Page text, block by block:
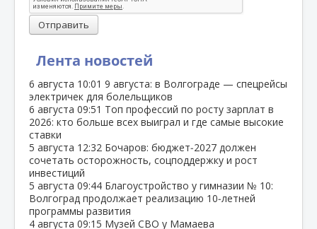
Лента новостей
6 августа 10:01 9 августа: в Волгограде — спецрейсы
электричек для болельщиков
6 августа 09:51 Топ профессий по росту зарплат в
2026: кто больше всех выиграл и где самые высокие
ставки
5 августа 12:32 Бочаров: бюджет‑2027 должен
сочетать осторожность, соцподдержку и рост
инвестиций
5 августа 09:44 Благоустройство у гимназии № 10:
Волгоград продолжает реализацию 10‑летней
программы развития
4 августа 09:15 Музей СВО у Мамаева
Отправить